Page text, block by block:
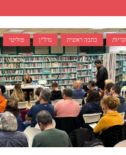
כתבה ראשית נדל"ן פוליטי